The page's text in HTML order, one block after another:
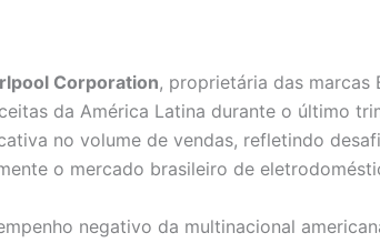
Corporation, proprietária das marcas
da América Latina durante o último
no volume de vendas, refletindo
o mercado brasileiro de
negativo da multinacional